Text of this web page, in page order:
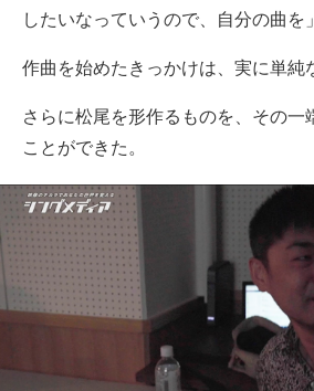
したいなっていうので、自分の曲を
作曲を始めたきっかけは、実に単純
さらに松尾を形作るものを、その一
ことができた。